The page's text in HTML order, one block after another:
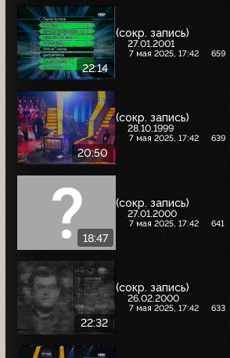
22:14
(сокр. запись)
27.01.2001
7 мая 2025, 17:42 659
20:50
(сокр. запись)
28.10.1999
7 мая 2025, 17:42 639
18:47
(сокр. запись)
27.01.2000
7 мая 2025, 17:42 641
22:32
(сокр. запись)
26.02.2000
7 мая 2025, 17:42 633